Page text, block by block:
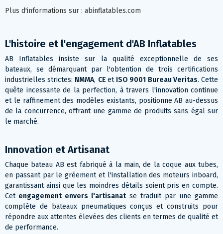
Plus d'informations sur : abinflatables.com
L'histoire et l'engagement d'AB Inflatables
AB Inflatables insiste sur la qualité exceptionnelle de ses
bateaux, se démarquant par l'obtention de trois certifications
industrielles strictes: NMMA, CE et ISO 9001 Bureau Veritas. Cette
quête incessante de la perfection, à travers l'innovation continue
et le raffinement des modèles existants, positionne AB au-dessus
de la concurrence, offrant une gamme de produits sans égal sur
le marché​​.
Innovation et Artisanat
Chaque bateau AB est fabriqué à la main, de la coque aux tubes,
en passant par le gréement et l'installation des moteurs inboard,
garantissant ainsi que les moindres détails soient pris en compte.
Cetengagement envers l'artisanatse traduit par une gamme
complète de bateaux pneumatiques conçus et construits pour
répondre aux attentes élevées des clients en termes de qualité et
de performance​​.